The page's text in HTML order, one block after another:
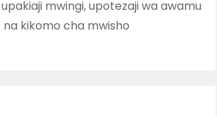
mwingi, upotezaji wa awamu
na kikomo cha mwisho